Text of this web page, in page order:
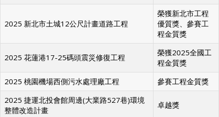
2025 新北市土城12公尺計畫道路工程
榮獲新北市工程
優質獎、參賽工
程金質獎
2025 花蓮港17-25碼頭震災修復工程
榮獲2025全國工
程金質獎
2025 桃園機場西側污水處理廠工程
參賽工程金質獎
2025 捷運北投會館周邊(大業路527巷)環境
整體改造計畫
卓越獎